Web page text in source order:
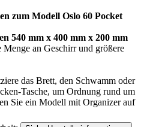
zum Modell Oslo 60 Pocket
540 mm x 400 mm x 200 mm
Menge an Geschirr und größere
das Brett, den Schwamm oder
Tasche, um Ordnung rund um
Sie ein Modell mit Organizer auf